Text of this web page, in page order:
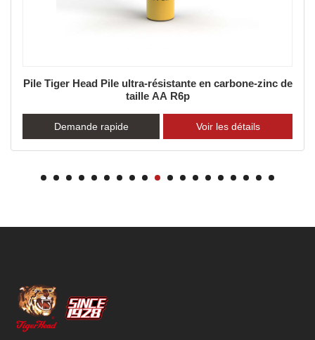
Batterie Tiger Head Carbon Zinc Batterie ultra-
résistante de taille D R20p
Demande rapide Voir les détails